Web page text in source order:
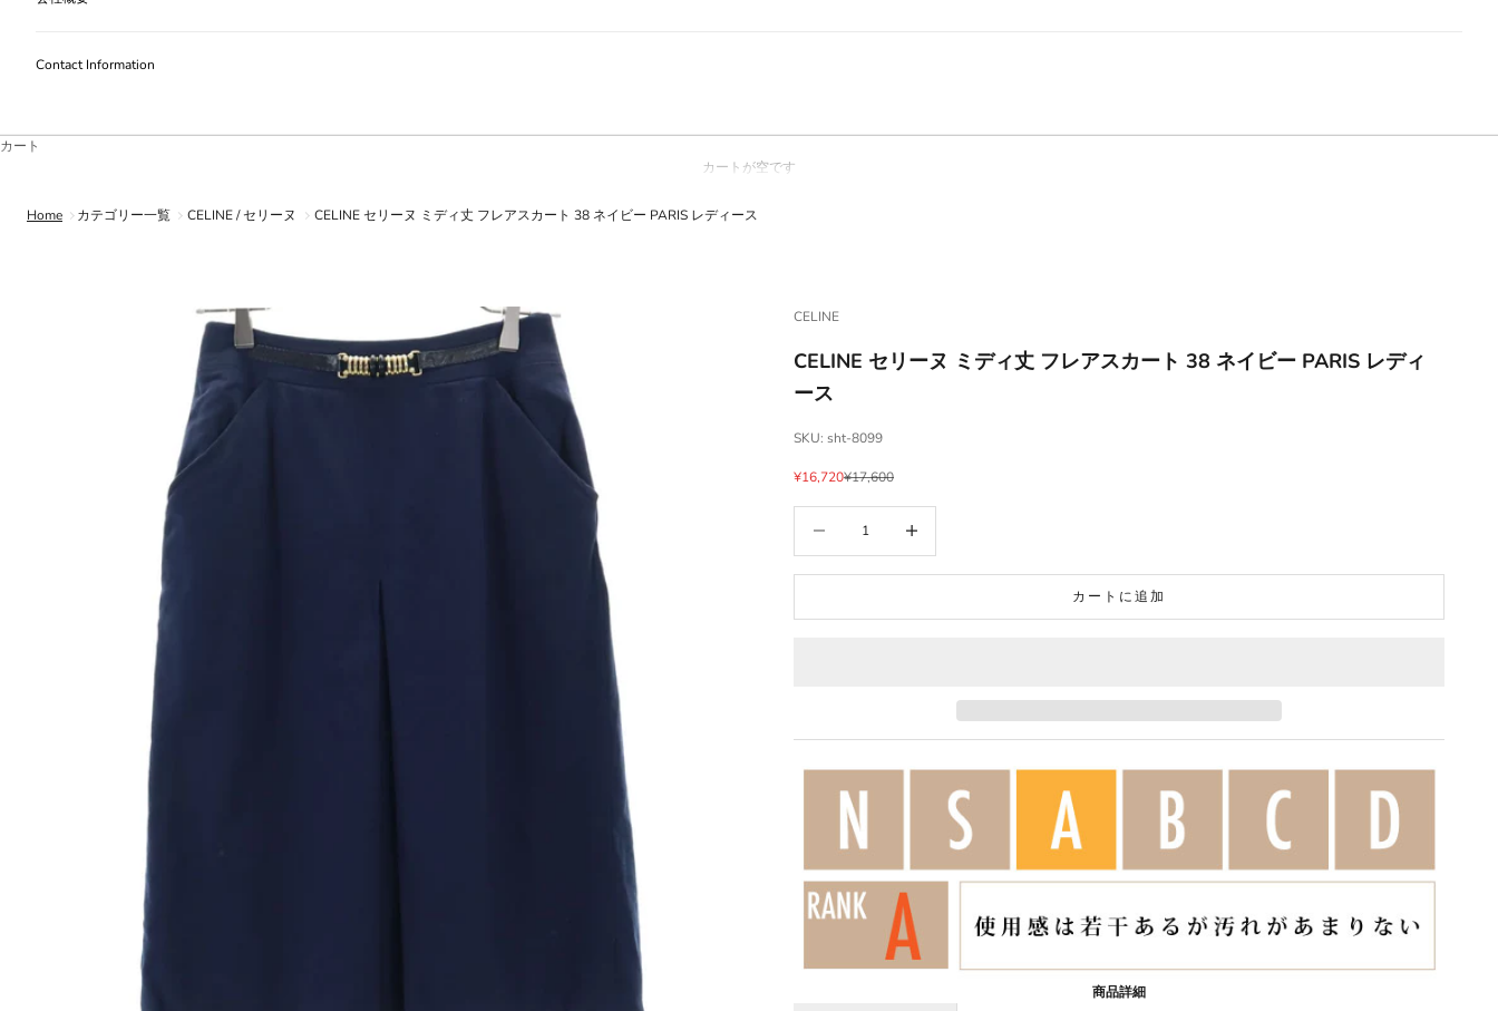
Contact Information
カート
カートが空です
Home カテゴリー一覧 CELINE / セリーヌ CELINE セリーヌ ミディ丈 フレアスカート 38 ネイビー PARIS レディース
CELINE
CELINE セリーヌ ミディ丈 フレアスカート 38 ネイビー PARIS レディ
ース
SKU: sht-8099
セール価格
¥16,720通常価格
¥17,600
カートに追加
商品詳細